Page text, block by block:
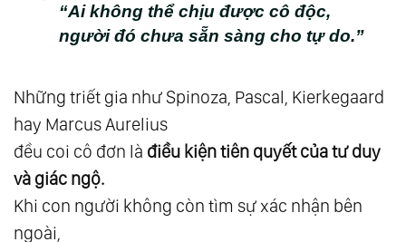
Sống Tự Nhiên
Giải Ngộ 41: Góc Nhìn Linh Hồn
75.Giải Ngộ 42: Tình Yêu Ẩn Sau Những Vết
Thương
76.Giải Ngộ 43: Về Tự Do
77.Giải Ngộ 44: Về Độc Lập - Tự Do - Hạnh
Phúc
“Ai không thể chịu được cô độc,
người đó chưa sẵn sàng cho tự do.”
Những triết gia như Spinoza, Pascal, Kierkegaard
hay Marcus Aurelius
đều coi cô đơn là điều kiện tiên quyết của tư duy
và giác ngộ.
Khi con người không còn tìm sự xác nhận bên
ngoài,